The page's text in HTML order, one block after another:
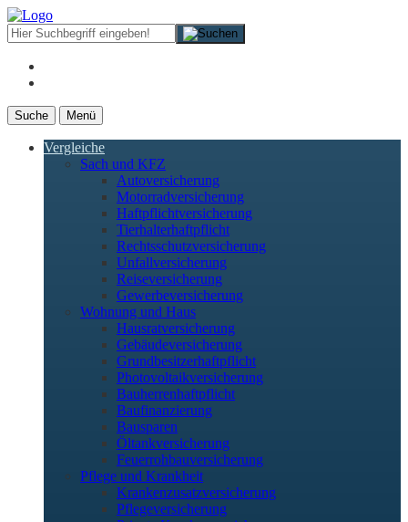
Suche Menü
Vergleiche
Sach und KFZ
Autoversicherung
Motorradversicherung
Haftpflichtversicherung
Tierhalterhaftpflicht
Rechtsschutzversicherung
Unfallversicherung
Reiseversicherung
Gewerbeversicherung
Wohnung und Haus
Hausratversicherung
Gebäudeversicherung
Grundbesitzerhaftpflicht
Photovoltaikversicherung
Bauherrenhaftpflicht
Baufinanzierung
Bausparen
Öltankversicherung
Feuerrohbauversicherung
Pflege und Krankheit
Krankenzusatzversicherung
Pflegeversicherung